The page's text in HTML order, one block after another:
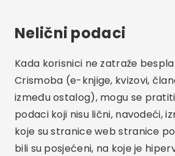
Nelični podaci
Kada korisnici ne zatraže
Crismoba (e-knjige, kvizovi,
između ostalog), mogu se
podaci koji nisu lični, navodeći,
koje su stranice web stranice
bili su posjećeni, na koje je